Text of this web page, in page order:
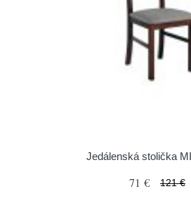
Jedálenská stolička
71 € 121 €